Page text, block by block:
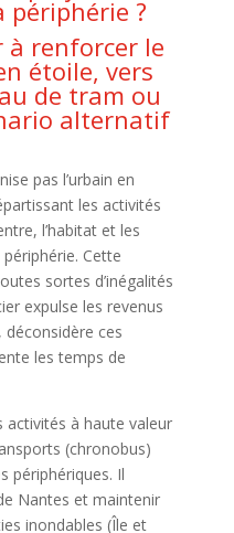
?
renforcer le
étoile, vers
de tram ou
alternatif
pas l’urbain en
les activités
l’habitat et les
Cette
sortes d’inégalités
expulse les revenus
ces
les temps de
activités à haute valeur
(chronobus)
périphériques. Il
Nantes et maintenir
inondables (Île et